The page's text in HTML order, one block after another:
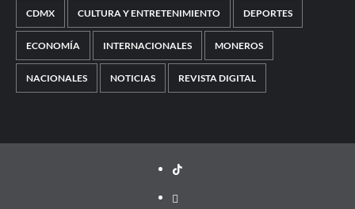
CDMX CULTURA Y ENTRETENIMIENTO DEPORTES
ECONOMÍA INTERNACIONALES MONEROS
NACIONALES NOTICIAS REVISTA DIGITAL
TikTok
threads